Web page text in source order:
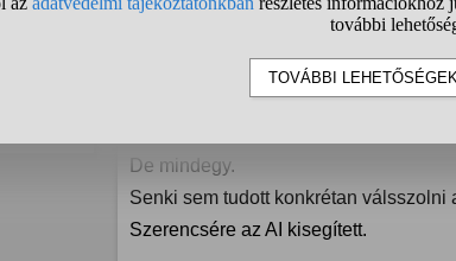
NKE
"Ha nem akarsz egyetemre menni,
Nem értem, hogy miért baj, ha
felhasználom).
De mindegy.
Senki sem tudott konkrétan válsszolni
Szerencsére az AI kisegített.